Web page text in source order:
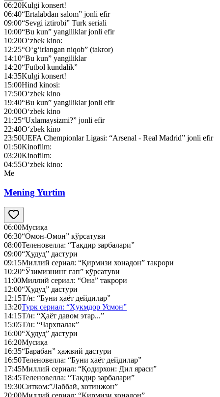
06:20Kulgi konsert!
06:40“Ertalabdan salom” jonli efir
09:00“Sevgi iztirobi” Turk seriali
10:00“Bu kun” yangiliklar jonli efir
10:20O‘zbek kino:
12:25“O‘g‘irlangan niqob” (takror)
14:10“Bu kun” yangiliklar
14:20“Futbol kundalik”
14:35Kulgi konsert!
15:00Hind kinosi:
17:50O‘zbek kino
19:40“Bu kun” yangiliklar jonli efir
20:00O‘zbek kino
21:25“Uxlamaysizmi?” jonli efir
22:40O‘zbek kino
23:50UEFA Chempionlar Ligasi: “Arsenal - Real Madrid” jonli efir
01:50Kinofilm:
03:20Kinofilm:
04:55O‘zbek kino:
Me
Mening Yurtim
06:00Мусиқа
06:30“Омон-Омон” кўрсатуви
08:00Теленовелла: “Тақдир зарбалари”
09:00“Ҳудуд” дастури
09:15Миллий сериал: “Қирмизи хонадон” такрори
10:20“Ўзимизнинг гап” кўрсатуви
11:00Миллий сериал: “Она” такрори
12:00“Ҳудуд” дастури
12:15Т/н: “Буни ҳаёт дейдилар”
13:20Турк сериал: “Ҳукмдор Усмон”
14:15Т/н: “Ҳаёт давом этар...”
15:05Т/н: “Чархпалак”
16:00“Ҳудуд” дастури
16:20Мусиқа
16:35“Барабан” ҳажвий дастури
16:50Теленовелла: “Буни ҳаёт дейдилар”
17:45Миллий сериал: “Қодирхон: Дил яраси”
18:45Теленовелла: “Тақдир зарбалари”
19:30Ситком:”Лаббай, хотинжон”